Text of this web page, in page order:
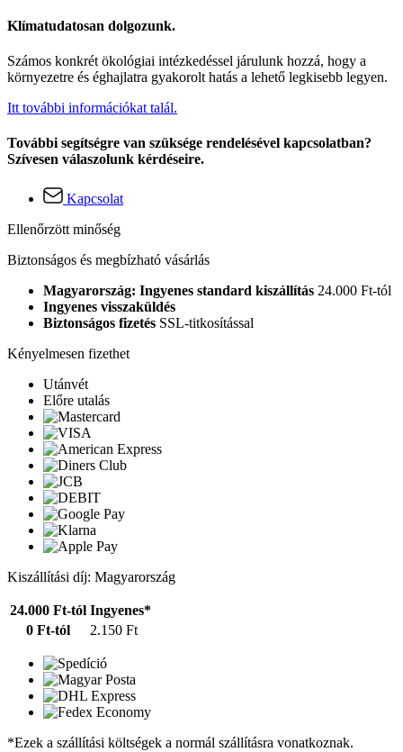
Klímatudatosan dolgozunk.
Számos konkrét ökológiai intézkedéssel járulunk hozzá, hogy a
környezetre és éghajlatra gyakorolt hatás a lehető legkisebb legyen.
Itt további információkat talál.
További segítségre van szüksége rendelésével kapcsolatban?
Szívesen válaszolunk kérdéseire.
Kapcsolat
Ellenőrzött minőség
Biztonságos és megbízható vásárlás
Magyarország: Ingyenes standard kiszállítás 24.000 Ft-tól
Ingyenes visszaküldés
Biztonságos fizetés SSL-titkosítással
Kényelmesen fizethet
Utánvét
Előre utalás
Kiszállítási díj: Magyarország
24.000 Ft-tól Ingyenes*
0 Ft-tól
2.150 Ft
*Ezek a szállítási költségek a normál szállításra vonatkoznak.